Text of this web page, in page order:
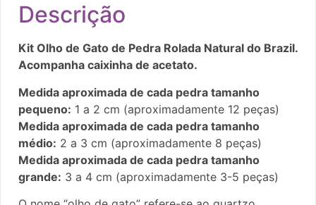
Descrição
Kit Olho de Gato de Pedra Rolada Natural do Brazil.
Acompanha caixinha de acetato.
Medida aproximada de cada pedra tamanho
pequeno: 1 a 2 cm (aproximadamente 12 peças)
Medida aproximada de cada pedra tamanho
médio: 2 a 3 cm (aproximadamente 8 peças)
Medida aproximada de cada pedra tamanho
grande: 3 a 4 cm (aproximadamente 3-5 peças)